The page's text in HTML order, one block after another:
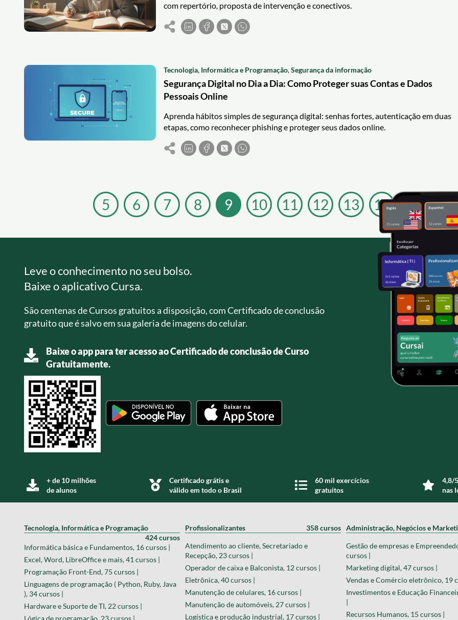
com repertório, proposta de intervenção e conectivos.
Tecnologia, Informática e Programação,Segurança da informação
Segurança Digital no Dia a Dia: Como Proteger suas Contas e Dados
Pessoais Online
Aprenda hábitos simples de segurança digital: senhas fortes, autenticação em duas
etapas, como reconhecer phishing e proteger seus dados online.
5 6 7 8 9 10 11 12 13 14
Leve o conhecimento no seu bolso.
Baixe o aplicativo Cursa.
São centenas de Cursos gratuitos a disposição, com Certificado de conclusão
gratuito que é salvo em sua galeria de imagens do celular.
Baixe o app para ter acesso ao Certificado de conclusão de Curso
Gratuitamente.
+ de 10 milhões
de alunos
Certificado grátis e
válido em todo o Brasil
60 mil exercícios
gratuitos
4,8/
nas
Tecnologia, Informática e Programação
424 cursos
Informática básica e Fundamentos, 16 cursos |
Excel, Word, LibreOffice e mais, 41 cursos |
Programação Front-End, 75 cursos |
Linguagens de programação ( Python, Ruby, Java
), 34 cursos |
Hardware e Suporte de TI, 22 cursos |
Lógica de programação, 23 cursos |
Profissionalizantes 358 cursos
Atendimento ao cliente, Secretariado e
Recepção, 23 cursos |
Operador de caixa e Balconista, 12 cursos |
Eletrônica, 40 cursos |
Manutenção de celulares, 16 cursos |
Manutenção de automóveis, 27 cursos |
Logística e produção industrial, 17 cursos |
Administração, Negócios e
Gestão de empresas e
cursos |
Marketing digital, 47 cursos |
Vendas e Comércio eletrônico, 19
Investimentos e Educação
|
Recursos Humanos, 15 cursos |